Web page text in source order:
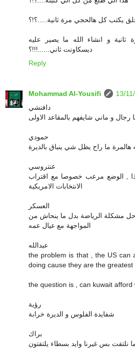
يكتب كل هالحجي مرة ثانية.....؟!؟
ثانية و انشاء الله ما يصير عليه
ديسكاونت ثاني......!!!؟
Reply
Mohammad Al-Yousifi
13/
دافنشي
رجال و ماني شايفهم بالمقاعد الاولى
حمودي
هالمرة ما راح يظل شي ينباق بالديرة
عنتروسي
, الوضع مرعب خصوصا مع اقتراب
الانتخابات الامريكية
العسكر
حل مشكلة الرياضة بدل ما ينحاش من
المواجهة مع عيال عمه
عبدالله
the problem is that , the US can
doing cause they are the
the question is , can kuwait
رؤية
شفايدة الفلوس و الديرة خرابة
براك
نلتفت بس غيرنا وايد بسطاء يلتفتون